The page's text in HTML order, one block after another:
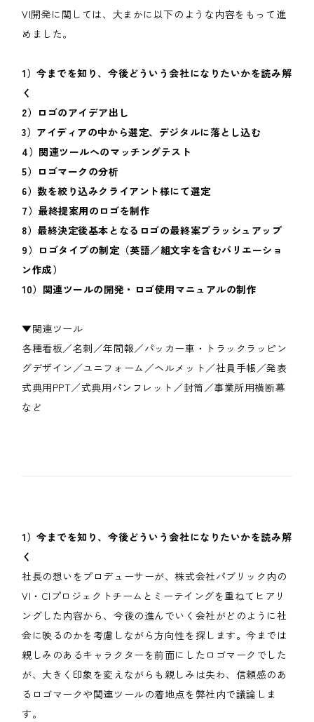
VI開発に関しては、大まかに以下のような内容をもって進
めました。
1）今までを知り、今後どういう会社になりたいかを読み解
く
2）ロゴのアイデア出し
3）アイディアの中から選定、デジタルに落とし込む
4）関連ツールへのマッチングテスト
5）ロゴマークの分析
6）数を絞り込みクライアント様にて選定
7）最終提案用のロゴを制作
8）最終決定後基本となるロゴの最終案ブラッシュアップ
9）ロゴタイプの制定（英語／組文字を含むバリエーショ
ン作成）
10）関連ツールの開発・ロゴ使用マニュアルの制作
▼関連ツール
各種看板／名刺／年間報／パッカー車・トラックラッピン
グデザイン／ユニフォーム／ヘルメット／社員手帳／発表
式典用PPT／式典用パンフレット／封筒／事業所用横断幕
など
1）今までを知り、今後どういう会社になりたいかを読み解
く
社長の想いをプロデューサーが、株式会社パブリック内の
VI・CIプロジェクトチームとミーテイングを重ねてヒアリ
ングした内容から、今後の進んでいく会社がどのように社
会に映るのかを考慮しながら方向性を探します。今までは
親しみのあるキャラクターを前面にしたロゴマークでした
が、大きく印象を変えながらも親しみは失わ、信頼感のあ
るロゴマークや関連ツールの着地点を弊社内で議論しま
す。